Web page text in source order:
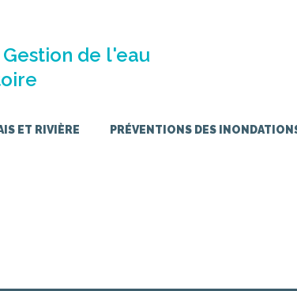
de l'eau
ET RIVIÈRE PRÉVENTIONS DES